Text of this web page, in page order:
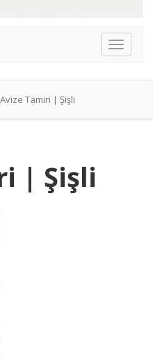
Avize Tamiri | Şişli
| Şişli